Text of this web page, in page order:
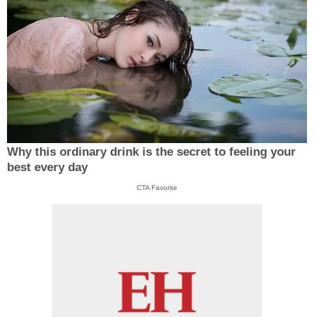
Why this ordinary drink is the secret to feeling your
best every day
CTA Favorite